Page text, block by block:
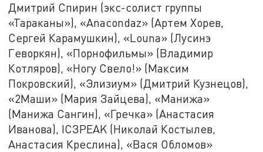
Дмитрий Спирин (экс-солист группы
«Тараканы»), «Anacondaz» (Артем Хорев,
Сергей Карамушкин), «Louna» (Лусинэ
Геворкян), «Порнофильмы» (Владимир
Котляров), «Ногу Свело!» (Максим
Покровский), «Элизиум» (Дмитрий Кузнецов),
«2Маши» (Мария Зайцева), «Манижа»
(Манижа Сангин), «Гречка» (Анастасия
Иванова), ICЗPEAK (Николай Костылев,
Анастасия Креслина), «Вася Обломов»